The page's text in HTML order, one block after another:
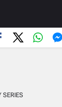
SERIES